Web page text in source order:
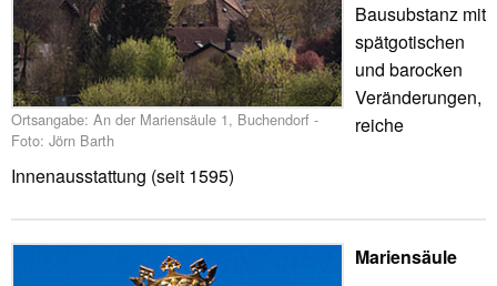
Ortsangabe: An der Mariensäule 1, Buchendorf -
Foto: Jörn Barth
Bausubstanz mit
spätgotischen
und barocken
Veränderungen,
reiche
Innenausstattung (seit 1595)
Mariensäule